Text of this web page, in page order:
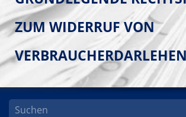
ZUM WIDERRUF VON
VERBRAUCHERDARLEHEN